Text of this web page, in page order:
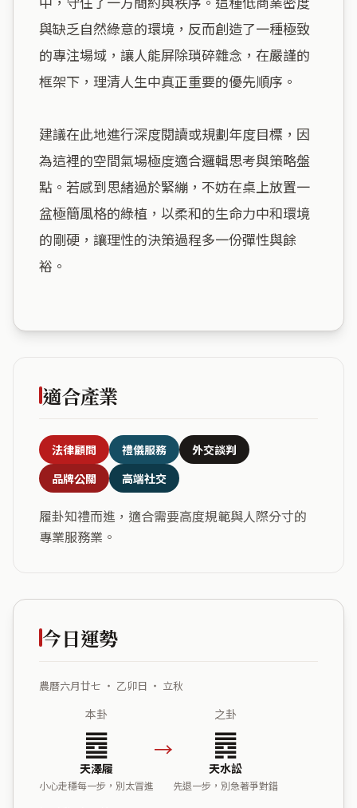
與缺乏自然綠意的環境，反而創造了一種極致
的專注場域，讓人能屏除瑣碎雜念，在嚴謹的
框架下，理清人生中真正重要的優先順序。
建議在此地進行深度閱讀或規劃年度目標，因
為這裡的空間氣場極度適合邏輯思考與策略盤
點。若感到思緒過於緊繃，不妨在桌上放置一
盆極簡風格的綠植，以柔和的生命力中和環境
的剛硬，讓理性的決策過程多一份彈性與餘
裕。
適合產業
法律顧問 禮儀服務
外交談判
品牌公關
高端社交
履卦知禮而進，適合需要高度規範與人際分寸的
專業服務業。
今日運勢
農曆六月廿七 ・ 乙卯日 ・ 立秋
本卦
䷉
天澤履
小心走穩每一步，別太冒進
→
之卦
䷅
天水訟
先退一步，別急著爭對錯